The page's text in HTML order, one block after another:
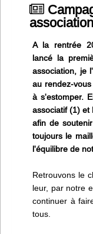
Nous
A la rentrée
lancé la
association, je
au rendez-
à s'estomper.
associatif (1) et
afin de
toujours le
l'équilibre de
Retrouvons le
leur, par notre
continuer à
tous.